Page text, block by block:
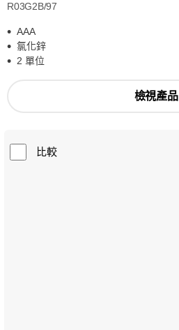
R03G2B/97
AAA
氯化鋅
2 單位
檢視產品
比較